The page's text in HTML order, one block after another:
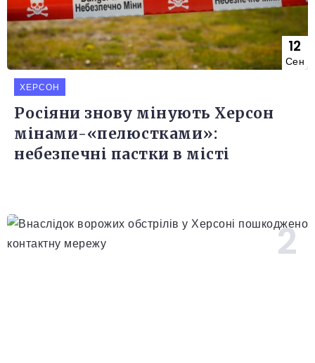
12
Сен
ХЕРСОН
Росіяни знову мінують Херсон
мінами-«пелюстками»:
небезпечні пастки в місті